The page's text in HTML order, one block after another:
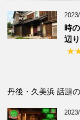
時
辺
丹後・久美浜 話題